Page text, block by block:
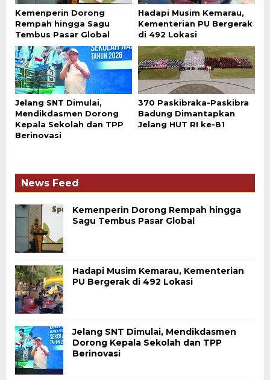
Kemenperin Dorong
Rempah hingga Sagu
Tembus Pasar Global
Hadapi Musim Kemarau,
Kementerian PU Bergerak
di 492 Lokasi
Jelang SNT Dimulai,
Mendikdasmen Dorong
Kepala Sekolah dan TPP
Berinovasi
370 Paskibraka-Paskibra
Badung Dimantapkan
Jelang HUT RI ke-81
News Feed
Kemenperin Dorong Rempah hingga
Sagu Tembus Pasar Global
Hadapi Musim Kemarau, Kementerian
PU Bergerak di 492 Lokasi
Jelang SNT Dimulai, Mendikdasmen
Dorong Kepala Sekolah dan TPP
Berinovasi